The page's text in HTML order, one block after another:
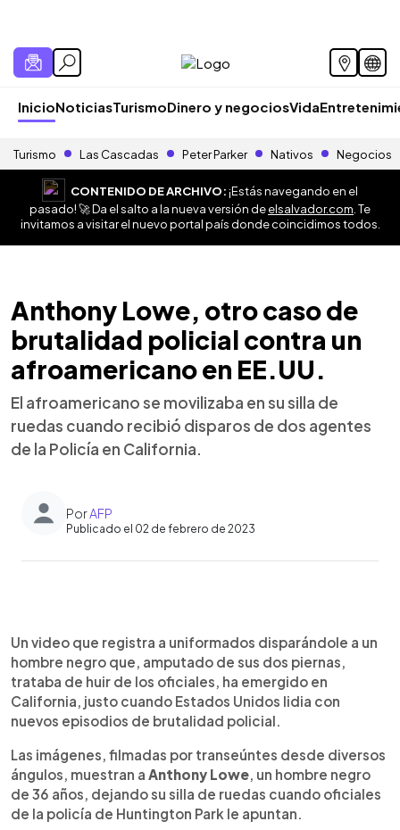
InicioNoticiasTurismoDinero y negociosVida
Turismo Las Cascadas Peter Parker Nativos Negocios
CONTENIDO DE ARCHIVO:¡Estás navegando en el
pasado! 🚀 Da el salto a la nueva versión deelsalvador.com . Te
invitamos a visitar el nuevo portal país donde coincidimos todos.
Anthony Lowe, otro caso de
brutalidad policial contra un
afroamericano en EE.UU.
El afroamericano se movilizaba en su silla de
ruedas cuando recibió disparos de dos agentes
de la Policía en California.
PorAFP
Publicado el 02 de febrero de 2023
Escuchar artículo
Un video que registra a uniformados disparándole a un
hombre negro que, amputado de sus dos piernas,
trataba de huir de los oficiales, ha emergido en
California, justo cuando Estados Unidos lidia con
nuevos episodios de brutalidad policial.
Las imágenes, filmadas por transeúntes desde diversos
ángulos, muestran a Anthony Lowe, un hombre negro
de 36 años, dejando su silla de ruedas cuando oficiales
de la policía de Huntington Park le apuntan.